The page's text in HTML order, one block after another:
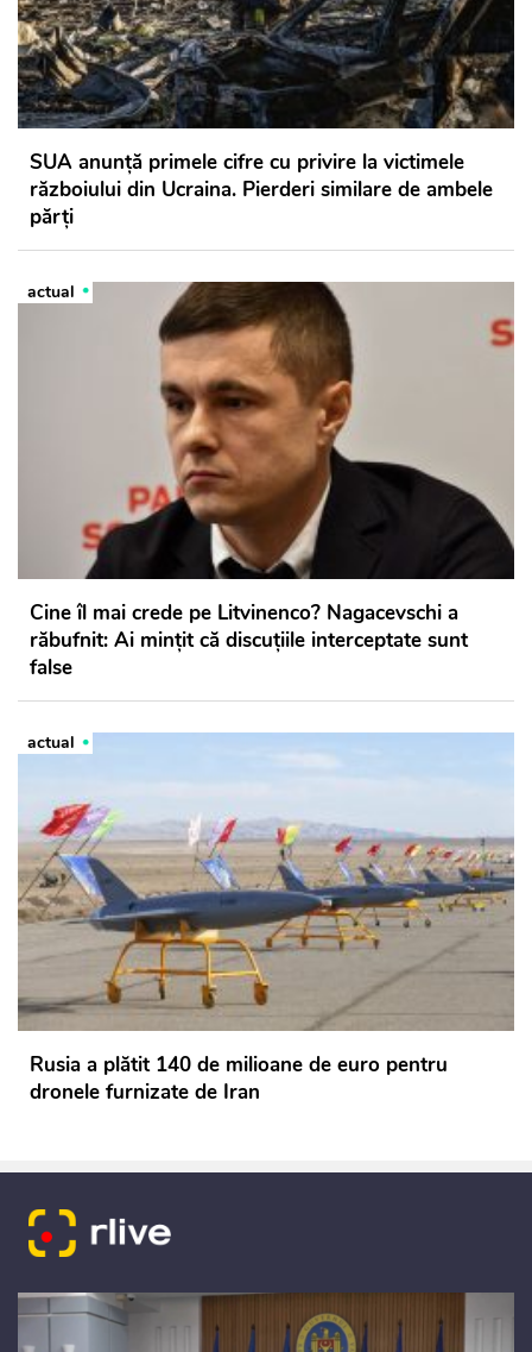
SUA anunță primele cifre cu privire la victimele
războiului din Ucraina. Pierderi similare de ambele
părți
actual
Cine îl mai crede pe Litvinenco? Nagacevschi a
răbufnit: Ai mințit că discuțiile interceptate sunt
false
actual
Rusia a plătit 140 de milioane de euro pentru
dronele furnizate de Iran